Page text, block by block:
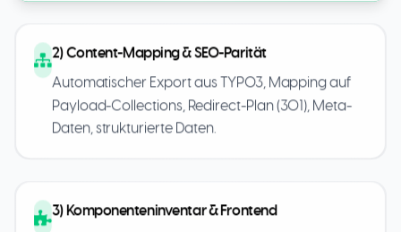
2) Content-Mapping & SEO-Parität
Automatischer Export aus TYPO3, Mapping auf
Payload-Collections, Redirect-Plan (301), Meta-
Daten, strukturierte Daten.
3) Komponenteninventar & Frontend